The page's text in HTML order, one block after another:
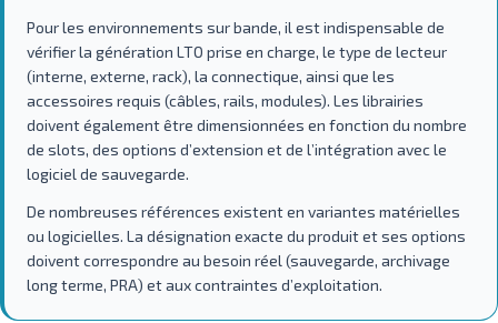
Pour les environnements sur bande, il est indispensable de
vérifier la génération LTO prise en charge, le type de lecteur
(interne, externe, rack), la connectique, ainsi que les
accessoires requis (câbles, rails, modules). Les librairies
doivent également être dimensionnées en fonction du nombre
de slots, des options d’extension et de l’intégration avec le
logiciel de sauvegarde.
De nombreuses références existent en variantes matérielles
ou logicielles. La désignation exacte du produit et ses options
doivent correspondre au besoin réel (sauvegarde, archivage
long terme, PRA) et aux contraintes d’exploitation.